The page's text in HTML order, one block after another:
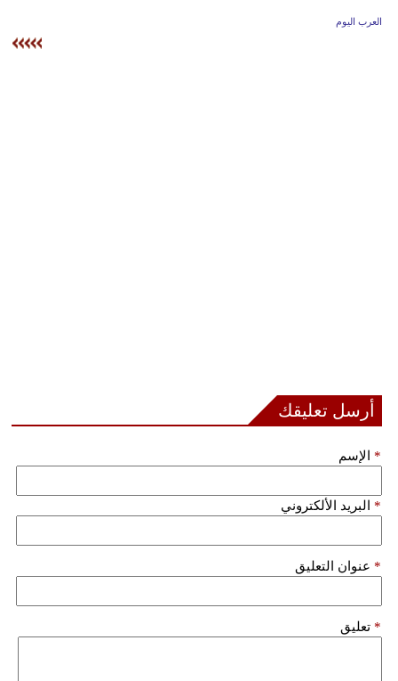
ديكور
فيديو
العرب اليوم
أرسل تعليقك
الإسم *
البريد الألكتروني *
عنوان التعليق *
تعليق *